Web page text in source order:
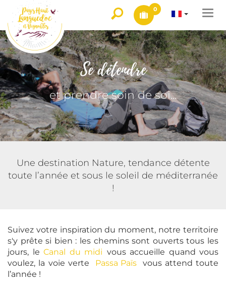
0
Se détendre
et prendre soin de soi...
Une destination Nature, tendance détente
toute l’année et sous le soleil de méditerranée
!
Suivez votre inspiration du moment, notre territoire
s'y prête si bien : les chemins sont ouverts tous les
jours, le Canal du midi vous accueille quand vous
voulez, la voie verte Passa Païs vous attend toute
l’année !